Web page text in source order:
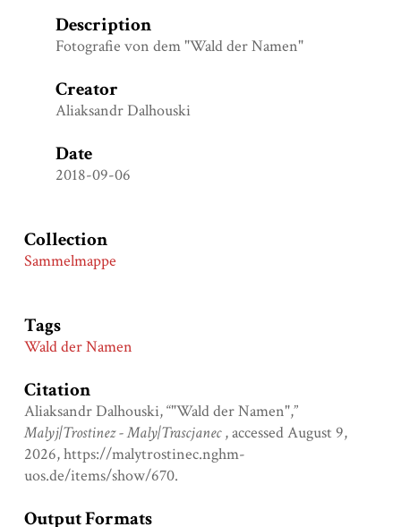
Description
Fotografie von dem "Wald der Namen"
Creator
Aliaksandr Dalhouski
Date
2018-09-06
Collection
Sammelmappe
Tags
Wald der Namen
Citation
Aliaksandr Dalhouski, “"Wald der Namen",”
Malyj|Trostinez - Maly|Trascjanec, accessed August 9,
2026,https://malytrostinec.nghm-
uos.de/items/show/670.
Output Formats